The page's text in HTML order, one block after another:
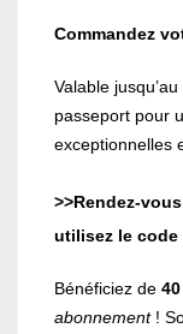
Commandez
Valable jusqu’au
passeport pour
exceptionnelles
>>Rendez-
utilisez le code
Bénéficiez de
abonnement !